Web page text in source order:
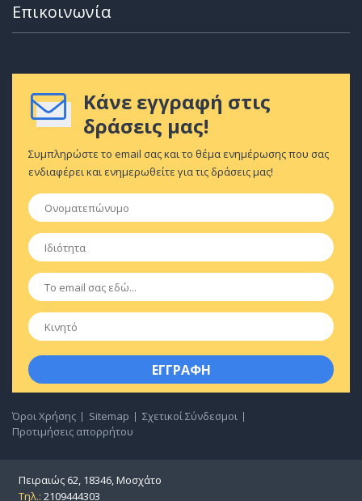
Επικοινωνία
Κάνε εγγραφή στις
δράσεις μας!
Συμπληρώστε το email σας και το θέμα ενημέρωσης που σας
ενδιαφέρει και ενημερωθείτε για τις δράσεις μας!
Ονοματεπώνυμο
Ιδιότητα
Email
Κινητό
Όροι Χρήσης Sitemap
Σχετικοί Σύνδεσμοι
Προτιμήσεις απορρήτου
Πειραιώς 62, 18346, Μοσχάτο
Τηλ.: 2109444303